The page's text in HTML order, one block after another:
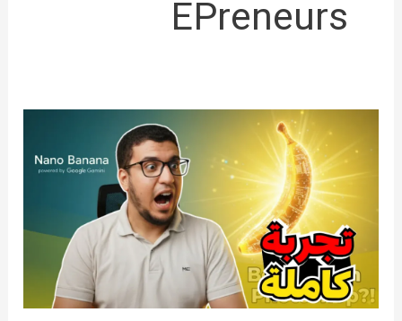
EPreneurs
لكتابة
برومبت
nano
banana
بشكل
احترافي
|